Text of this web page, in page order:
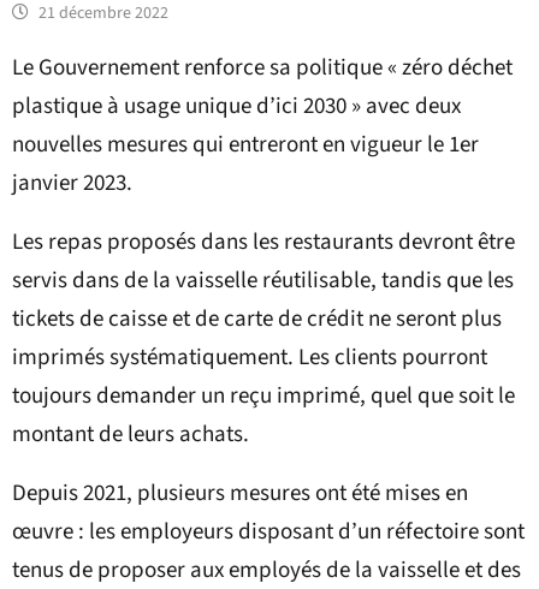
21 décembre 2022
Le Gouvernement renforce sa politique « zéro déchet
plastique à usage unique d’ici 2030 » avec deux
nouvelles mesures qui entreront en vigueur le 1er
janvier 2023.
Les repas proposés dans les restaurants devront être
servis dans de la vaisselle réutilisable, tandis que les
tickets de caisse et de carte de crédit ne seront plus
imprimés systématiquement. Les clients pourront
toujours demander un reçu imprimé, quel que soit le
montant de leurs achats.
Depuis 2021, plusieurs mesures ont été mises en
œuvre : les employeurs disposant d’un réfectoire sont
tenus de proposer aux employés de la vaisselle et des